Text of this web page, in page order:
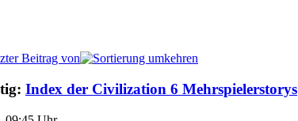
Beitrag von
Index der Civilization 6 Mehrspielerstorys